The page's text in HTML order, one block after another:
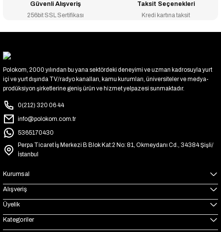
Güvenli Alışveriş
256bit SSL Sertifikası
Taksit Seçenekleri
Kredi kartına taksit
Polokom, 2000 yılından bu yana sektördeki deneyimi ve uzman kadrosuyla yurt
içi ve yurt dışında TV/radyo kanalları, kamu kurumları, üniversiteler ve medya-
prodüksiyon şirketlerine geniş ürün ve hizmet yelpazesi sunmaktadır.
0(212) 320 06 44
info@polokom.com.tr
5365170430
Perpa Ticaret İş Merkezi B Blok Kat:2 No: 81, Okmeydanı Cd., 34384 Şişli/
İstanbul
Kurumsal
Alışveriş
Üyelik
Kategoriler